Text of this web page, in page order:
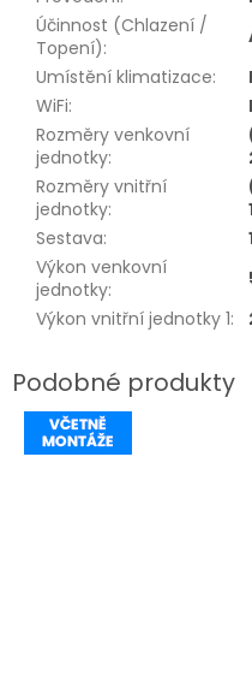
Účinnost (Chlazení /
Topení):
Umístění klimatizace:
WiFi:
Rozměry venkovní
jednotky:
Rozměry vnitřní
jednotky:
Sestava:
Výkon venkovní
jednotky:
Výkon vnitřní jednotky 1: